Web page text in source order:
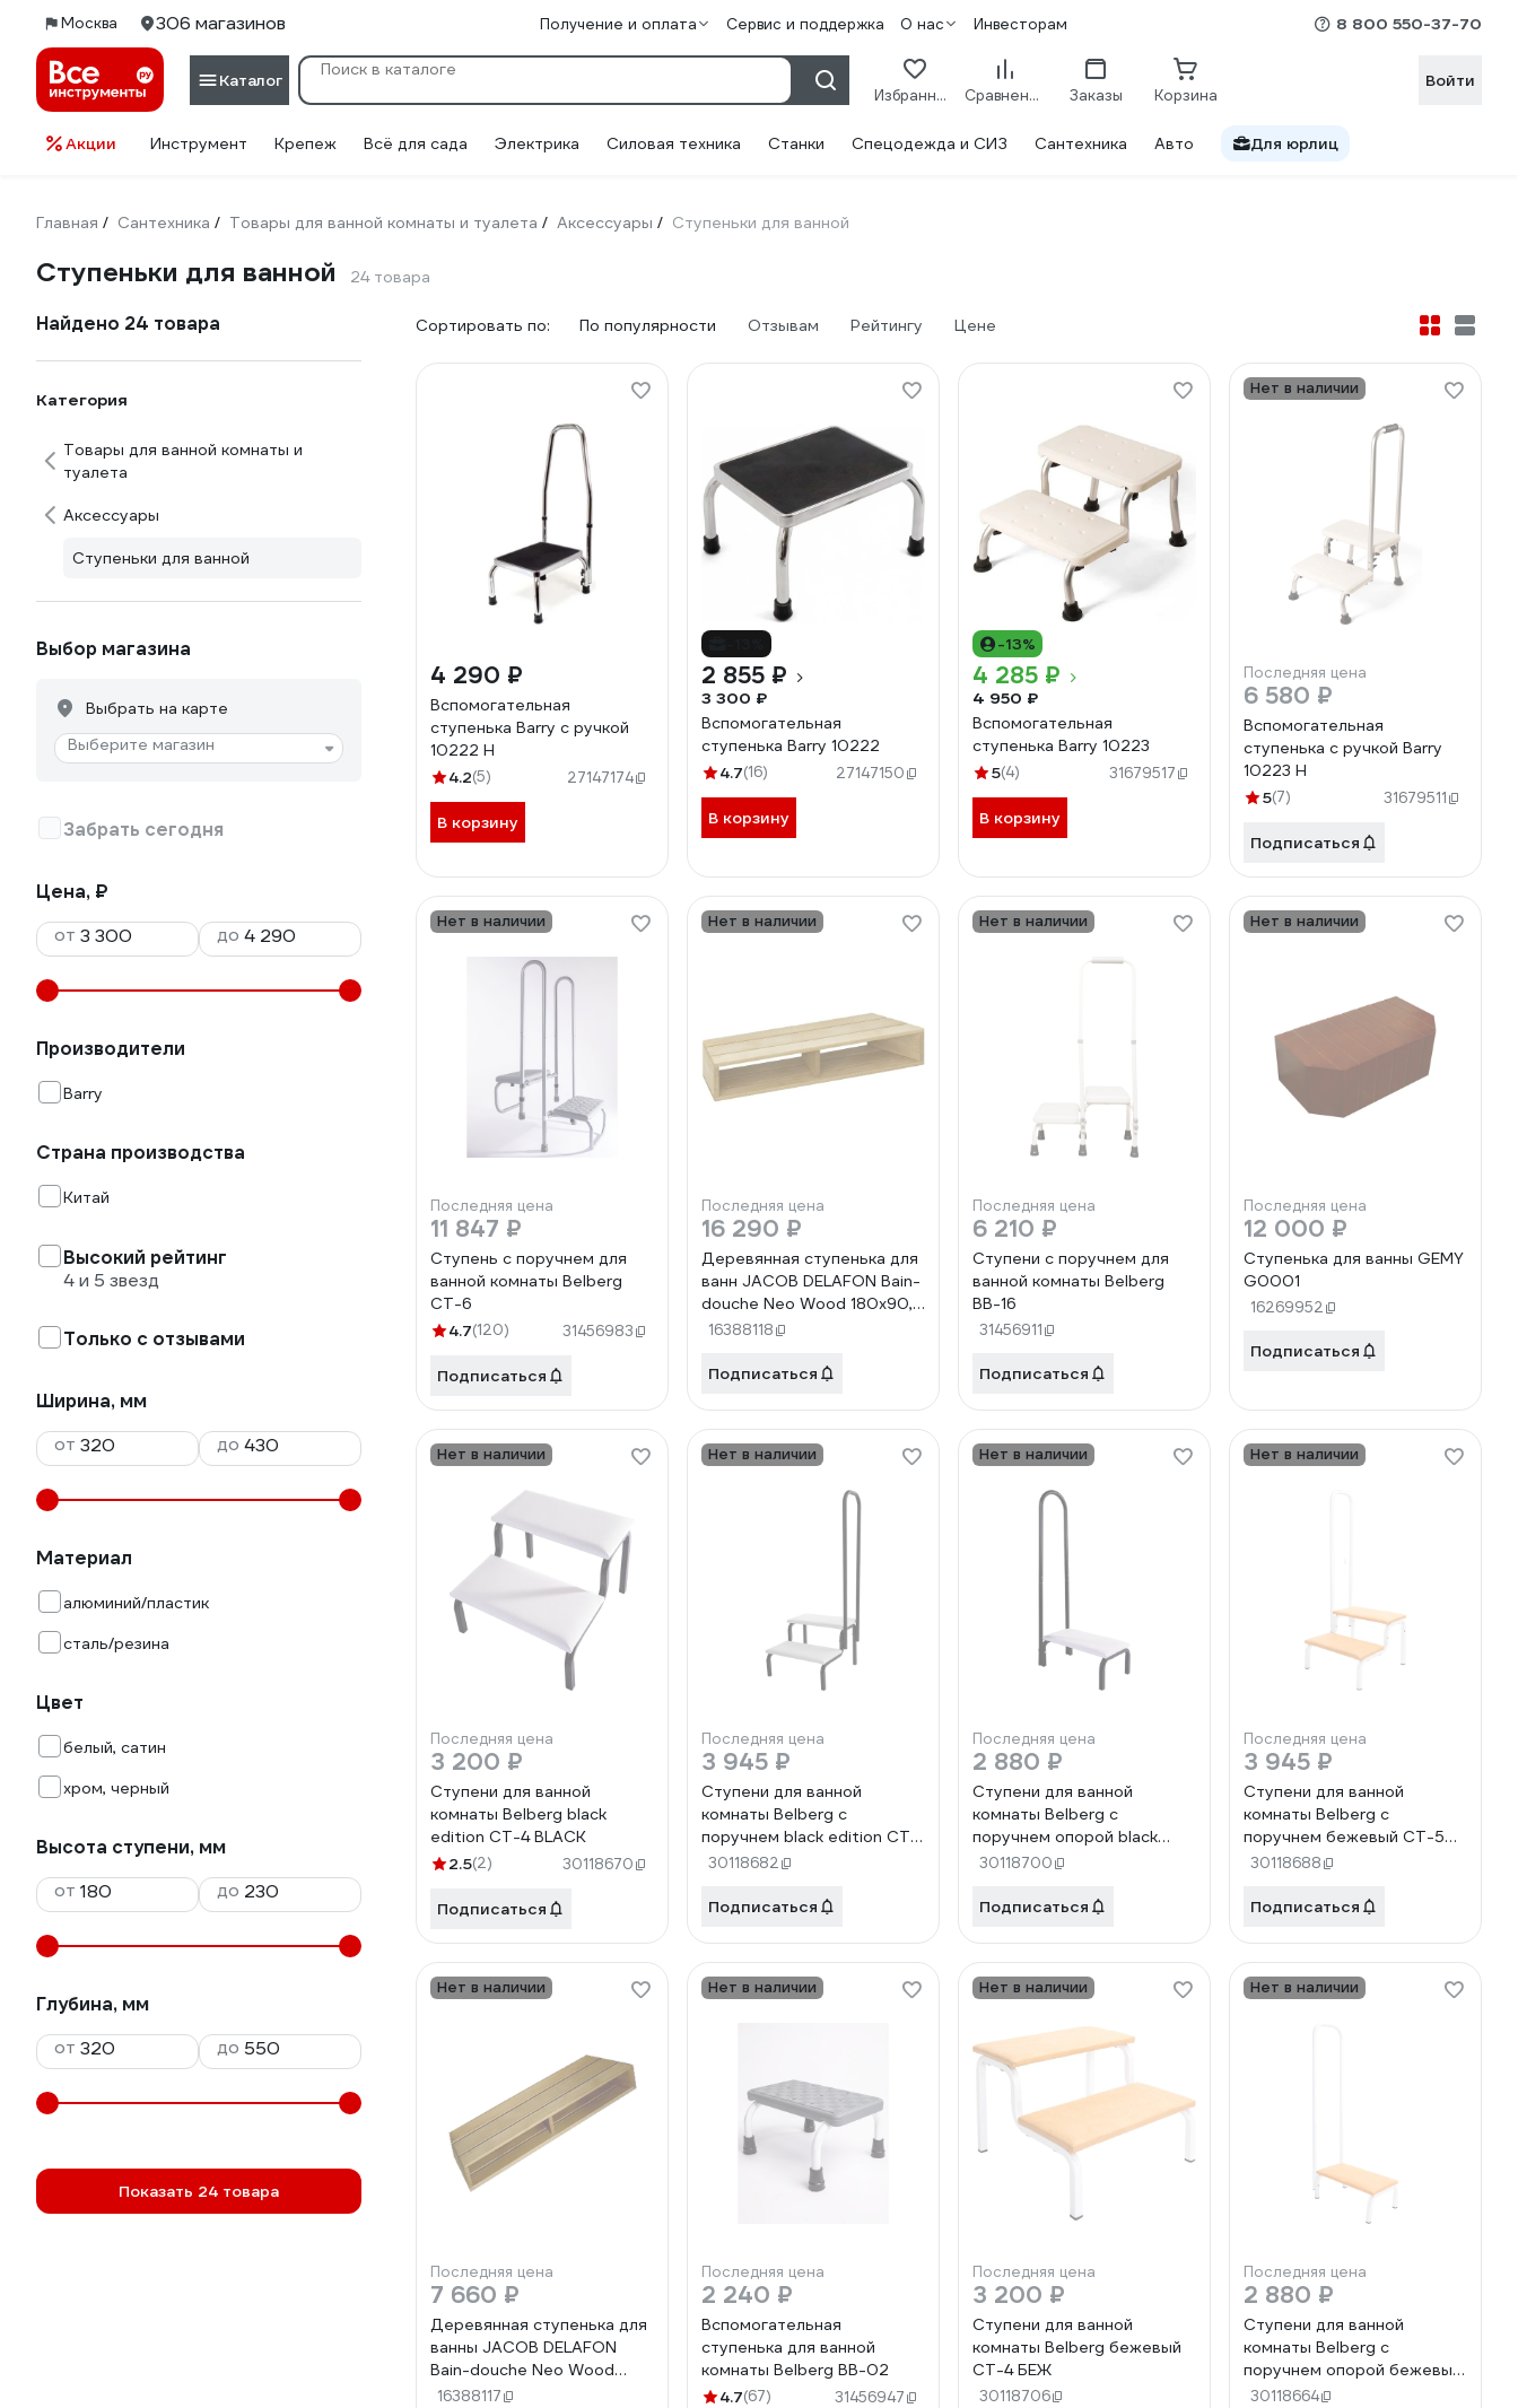
Москва 306 магазинов Получение и оплата Сервис и поддержка О нас Инвесторам 8 800 550-37-70
Каталог
Избранное Сравнение Заказы Корзина
Войти
Акции Инструмент Крепеж Всё для сада Электрика Силовая техника Станки Спецодежда и СИЗ Сантехника Авто Для юрлиц
Главная / Сантехника / Товары для ванной комнаты и туалета / Аксессуары / Ступеньки для ванной
Ступеньки для ванной 24 товара
Найдено 24 товара
Категория
Товары для ванной комнаты и
туалета
Аксессуары
Ступеньки для ванной
Выбор магазина
Выбрать на карте
Выберите магазин
Забрать сегодня
Цена, ₽
от
до
Производители
Barry
Страна производства
Китай
Высокий рейтинг
4 и 5 звезд
Только с отзывами
Ширина, мм
от
до
Материал
алюминий/пластик
сталь/резина
Цвет
белый, сатин
хром, черный
Высота ступени, мм
от
до
Глубина, мм
от
до
Показать 24 товара
Сортировать по: По популярности Отзывам Рейтингу Цене
4 290 ₽
Вспомогательная
ступенька Barry с ручкой
10222 H
4.2(5) 27147174
В корзину
2 855 ₽
3 300 ₽
Вспомогательная
ступенька Barry 10222
4.7(16) 27147150
В корзину
-13%
4 285 ₽
4 950 ₽
Вспомогательная
ступенька Barry 10223
5(4) 31679517
В корзину
Нет в наличии
Последняя цена
6 580 ₽
Вспомогательная
ступенька с ручкой Barry
10223 H
5(7) 31679511
Подписаться
Нет в наличии
Последняя цена
11 847 ₽
Ступень с поручнем для
ванной комнаты Belberg
СТ-6
4.7(120) 31456983
Подписаться
Нет в наличии
Последняя цена
16 290 ₽
Деревянная ступенька для
ванн JACOB DELAFON Bain-
douche Neo Wood 180x90,
70 см E6D005-00
16388118
Подписаться
Нет в наличии
Последняя цена
6 210 ₽
Ступени с поручнем для
ванной комнаты Belberg
BB-16
31456911
Подписаться
Нет в наличии
Последняя цена
12 000 ₽
Ступенька для ванны GEMY
G0001
16269952
Подписаться
Нет в наличии
Последняя цена
3 200 ₽
Ступени для ванной
комнаты Belberg black
edition CT-4 BLACK
2.5(2) 30118670
Подписаться
Нет в наличии
Последняя цена
3 945 ₽
Ступени для ванной
комнаты Belberg с
поручнем black edition CT-
5 BLACK
30118682
Подписаться
Нет в наличии
Последняя цена
2 880 ₽
Ступени для ванной
комнаты Belberg с
поручнем опорой black
edition CT-2 BLACK
30118700
Подписаться
Нет в наличии
Последняя цена
3 945 ₽
Ступени для ванной
комнаты Belberg с
поручнем бежевый CT-5
БЕЖ
30118688
Подписаться
Нет в наличии
Последняя цена
7 660 ₽
Деревянная ступенька для
ванны JACOB DELAFON
Bain-douche Neo Wood
170x90, 70 cм E6D003-00
16388117
Нет в наличии
Последняя цена
2 240 ₽
Вспомогательная
ступенька для ванной
комнаты Belberg BB-02
4.7(67) 31456947
Нет в наличии
Последняя цена
3 200 ₽
Ступени для ванной
комнаты Belberg бежевый
CT-4 БЕЖ
30118706
Нет в наличии
Последняя цена
2 880 ₽
Ступени для ванной
комнаты Belberg с
поручнем опорой бежевый
CT-2 БЕЖ
30118664